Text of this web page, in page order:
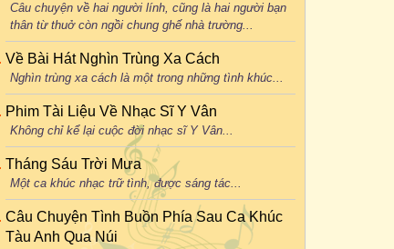
Câu chuyện về hai người lính, cũng là hai người bạn
thân từ thuở còn ngồi chung ghế nhà trường...
Về Bài Hát Nghìn Trùng Xa Cách
Nghìn trùng xa cách là một trong những tình khúc...
Phim Tài Liệu Về Nhạc Sĩ Y Vân
Không chỉ kể lại cuộc đời nhạc sĩ Y Vân...
Tháng Sáu Trời Mưa
Một ca khúc nhạc trữ tình, được sáng tác...
Câu Chuyện Tình Buồn Phía Sau Ca Khúc
Tàu Anh Qua Núi